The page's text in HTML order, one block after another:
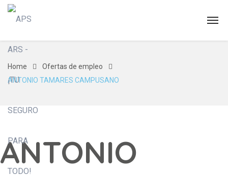
Home
Ofertas de empleo
ANTONIO TAMARES CAMPUSANO
ANTONIO